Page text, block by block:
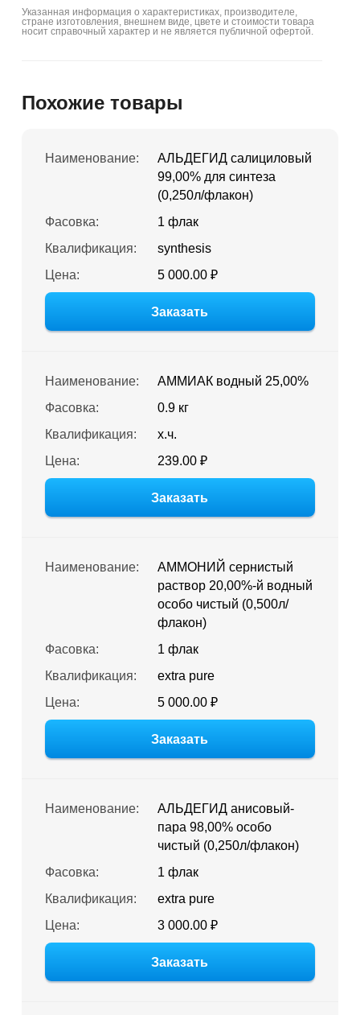
Указанная информация о характеристиках, производителе,
стране изготовления, внешнем виде, цвете и стоимости товара
носит справочный характер и не является публичной офертой.
Похожие товары
Наименование:
АЛЬДЕГИД салициловый
99,00% для синтеза
(0,250л/флакон)
Фасовка:
1 флак
Квалификация:
synthesis
Цена:
5 000.00 ₽
Заказать
Наименование:
АММИАК водный 25,00%
Фасовка:
0.9 кг
Квалификация:
х.ч.
Цена:
239.00 ₽
Заказать
Наименование:
АММОНИЙ сернистый
раствор 20,00%-й водный
особо чистый (0,500л/
флакон)
Фасовка:
1 флак
Квалификация:
extra pure
Цена:
5 000.00 ₽
Заказать
Наименование:
АЛЬДЕГИД анисовый-
пара 98,00% особо
чистый (0,250л/флакон)
Фасовка:
1 флак
Квалификация:
extra pure
Цена:
3 000.00 ₽
Заказать